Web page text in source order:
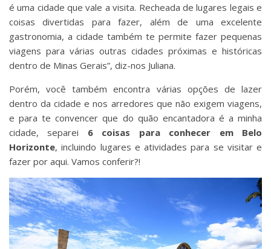
é uma cidade que vale a visita. Recheada de lugares legais e
coisas divertidas para fazer, além de uma excelente
gastronomia, a cidade também te permite fazer pequenas
viagens para várias outras cidades próximas e históricas
dentro de Minas Gerais”, diz-nos Juliana.
Porém, você também encontra várias opções de lazer
dentro da cidade e nos arredores que não exigem viagens,
e para te convencer que do quão encantadora é a minha
cidade, separei 6 coisas para conhecer em Belo
Horizonte, incluindo lugares e atividades para se visitar e
fazer por aqui. Vamos conferir?!